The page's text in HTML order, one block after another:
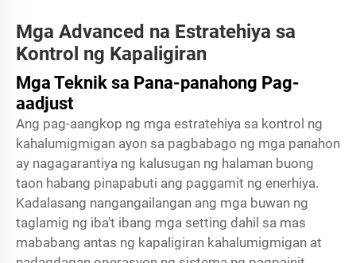
Mga Advanced na Estratehiya sa
Kontrol ng Kapaligiran
Mga Teknik sa Pana-panahong Pag-
aadjust
Ang pag-aangkop ng mga estratehiya sa kontrol ng
kahalumigmigan ayon sa pagbabago ng mga panahon
ay nagagarantiya ng kalusugan ng halaman buong
taon habang pinapabuti ang paggamit ng enerhiya.
Kadalasang nangangailangan ang mga buwan ng
taglamig ng iba't ibang mga setting dahil sa mas
mababang antas ng kapaligiran kahalumigmigan at